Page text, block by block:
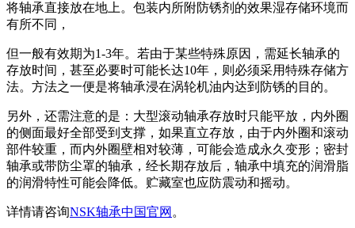
将轴承直接放在地上。包装内所附防锈剂的效果湿存储环境而
有所不同，
但一般有效期为1-3年。若由于某些特殊原因，需延长轴承的
存放时间，甚至必要时可能长达10年，则必须采用特殊存储方
法。方法之一便是将轴承浸在涡轮机油内达到防锈的目的。
另外，还需注意的是：大型滚动轴承存放时只能平放，内外圈
的侧面最好全部受到支撑，如果直立存放，由于内外圈和滚动
部件较重，而内外圈壁相对较薄，可能会造成永久变形；密封
轴承或带防尘罩的轴承，经长期存放后，轴承中填充的润滑脂
的润滑特性可能会降低。贮藏室也应防震动和摇动。
详情请咨询NSK轴承中国官网 。